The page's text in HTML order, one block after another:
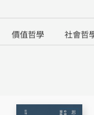
價值哲學 社會哲